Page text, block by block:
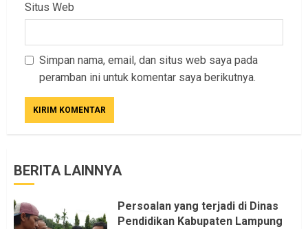
Situs Web
Simpan nama, email, dan situs web saya pada
peramban ini untuk komentar saya berikutnya.
BERITA LAINNYA
Persoalan yang terjadi di Dinas
Pendidikan Kabupaten Lampung